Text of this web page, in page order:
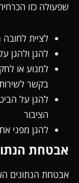
שפעולה כזו
לציית
להגן ולהגן
למנוע או
בקשר
להגן על
הציבור
להגן מפני
אבטחת
אבטחת הנתונים